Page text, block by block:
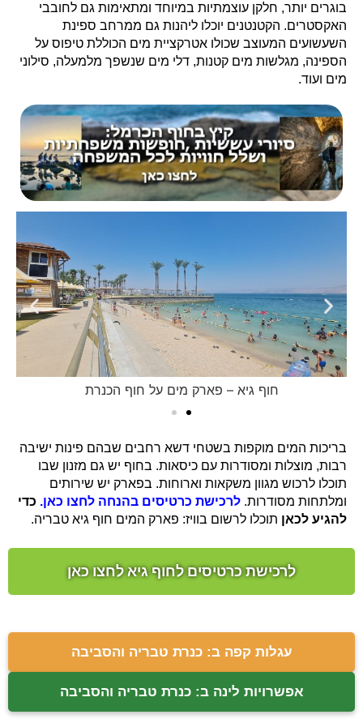
בוגרים יותר, חלקן עוצמתיות במיוחד ומתאימות גם לחובבי
האקסטרים. הקטנטנים יוכלו ליהנות גם ממרחב ספינת
השעשועים המעוצב שכולו אטרקציית מים הכוללת טיפוס על
הספינה, מגלשות מים קטנות, דלי מים שנשפך מלמעלה, סילוני
מים ועוד.
חוף גיא – פארק מים על חוף הכנרת
בריכות המים מוקפות בשטחי דשא רחבים שבהם פינות ישיבה
רבות, מוצלות ומסודרות עם כיסאות. בחוף יש גם מזנון שבו
תוכלו לרכוש מגוון משקאות וארוחות. בפארק יש שירותים
ומלתחות מסודרות. לרכישת כרטיסים בהנחה לחצו כאן. כדי
להגיע לכאן תוכלו לרשום בוויז: פארק המים חוף גיא טבריה.
לרכישת כרטיסים לחוף גיא לחצו כאן
עגלות קפה ב: כנרת טבריה והסביבה
אפשרויות לינה ב: כנרת טבריה והסביבה